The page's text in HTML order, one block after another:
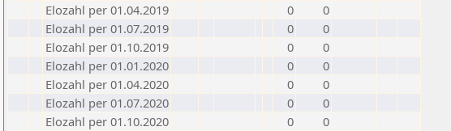
Elozahl per 01.04.2019
0
0
Elozahl per 01.07.2019
0
0
Elozahl per 01.10.2019
0
0
Elozahl per 01.01.2020
0
0
Elozahl per 01.04.2020
0
0
Elozahl per 01.07.2020
0
0
Elozahl per 01.10.2020
0
0